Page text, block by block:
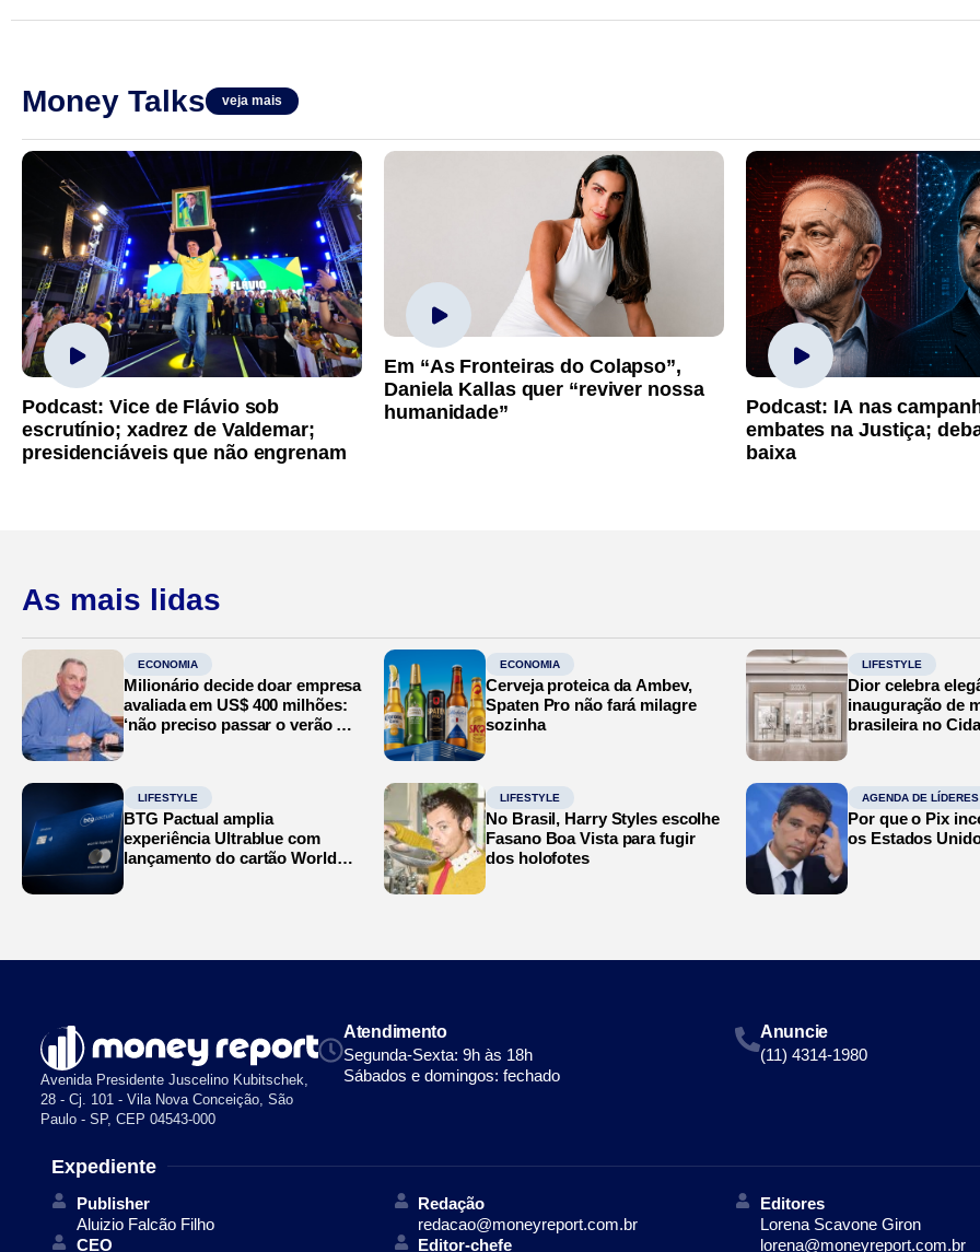
Money Talks veja mais
Podcast: Vice de Flávio sob
escrutínio; xadrez de Valdemar;
presidenciáveis que não engrenam
Em “As Fronteiras do Colapso”,
Daniela Kallas quer “reviver nossa
humanidade”
Podcast: IA nas
embates na Justiça;
baixa
As mais lidas
ECONOMIA
Milionário decide doar empresa
avaliada em US$ 400 milhões:
‘não preciso passar o verão no
ECONOMIA
Cerveja proteica da Ambev,
Spaten Pro não fará milagre
sozinha
LIFESTYLE
Dior celebra
inauguração de
brasileira no
LIFESTYLE
BTG Pactual amplia
experiência Ultrablue com
lançamento do cartão World
LIFESTYLE
No Brasil, Harry Styles escolhe
Fasano Boa Vista para fugir
dos holofotes
AGENDA DE LÍDERES
Por que o Pix
os Estados
Avenida Presidente Juscelino Kubitschek,
28 - Cj. 101 - Vila Nova Conceição, São
Paulo - SP, CEP 04543-000
Atendimento
Segunda-Sexta: 9h às 18h
Sábados e domingos: fechado
Anuncie
(11) 4314-1980
Expediente
Publisher
Aluizio Falcão Filho
CEO
Redação
redacao@moneyreport.com.br
Editor-chefe
Editores
Lorena Scavone Giron
lorena@moneyreport.com.br